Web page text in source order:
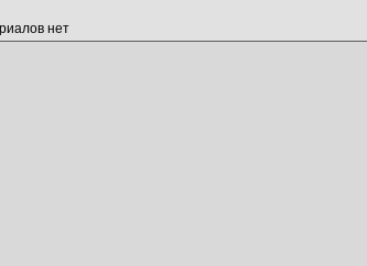
нет